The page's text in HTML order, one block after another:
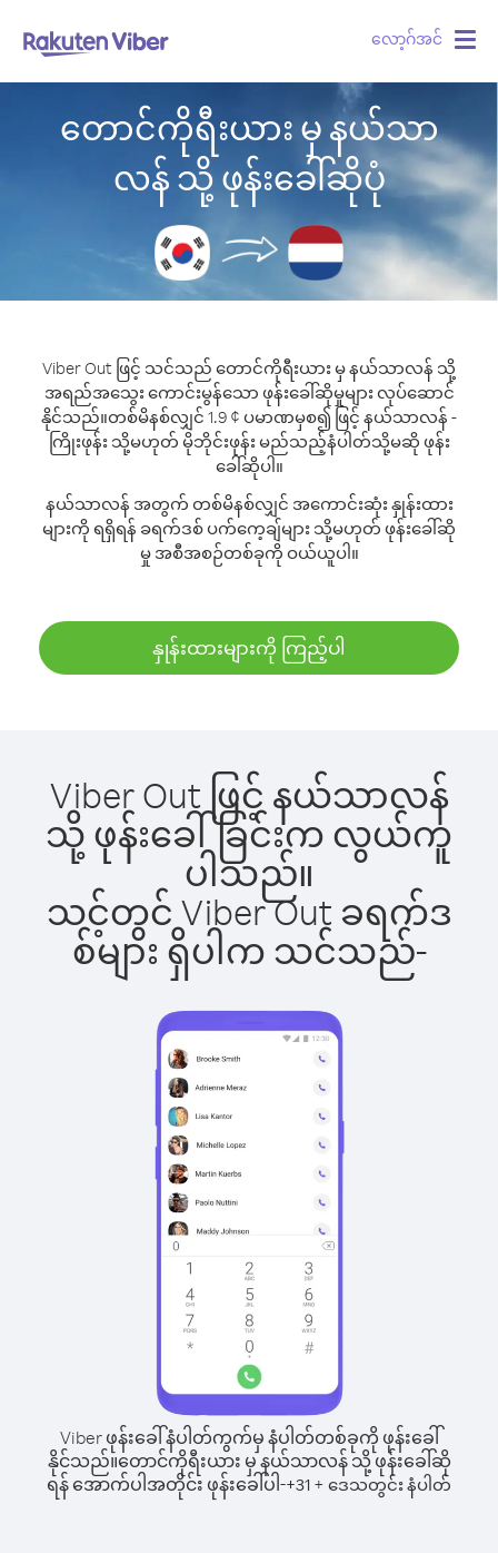
လော့ဂ်အင်
တောင်ကိုရီးယား မှ နယ်သာ
လန် သို့ ဖုန်းခေါ်ဆိုပုံ
Viber Out ဖြင့် သင်သည် တောင်ကိုရီးယား မှ နယ်သာလန် သို့
အရည်အသွေး ကောင်းမွန်သော ဖုန်းခေါ်ဆိုမှုများ လုပ်ဆောင်
နိုင်သည်။တစ်မိနစ်လျှင် 1.9 ¢ ပမာဏမှစ၍ ဖြင့် နယ်သာလန် -
ကြိုးဖုန်း သို့မဟုတ် မိုဘိုင်းဖုန်း မည်သည့်နံပါတ်သို့မဆို ဖုန်း
ခေါ်ဆိုပါ။
နယ်သာလန် အတွက် တစ်မိနစ်လျှင် အကောင်းဆုံး နှုန်းထား
များကို ရရှိရန် ခရက်ဒစ် ပက်ကေ့ချ်များ သို့မဟုတ် ဖုန်းခေါ်ဆို
မှု အစီအစဉ်တစ်ခုကို ဝယ်ယူပါ။
နှုန်းထားများကို ကြည့်ပါ
Viber Out ဖြင့် နယ်သာလန်
သို့ ဖုန်းခေါ်ခြင်းက လွယ်ကူ
ပါသည်။
သင့်တွင် Viber Out ခရက်ဒ
စ်များ ရှိပါက သင်သည်-
Viber ဖုန်းခေါ်နံပါတ်ကွက်မှ နံပါတ်တစ်ခုကို ဖုန်းခေါ်
နိုင်သည်။တောင်ကိုရီးယား မှ နယ်သာလန် သို့ ဖုန်းခေါ်ဆို
ရန် အောက်ပါအတိုင်း ဖုန်းခေါ်ပါ-+31 + ဒေသတွင်း နံပါတ်